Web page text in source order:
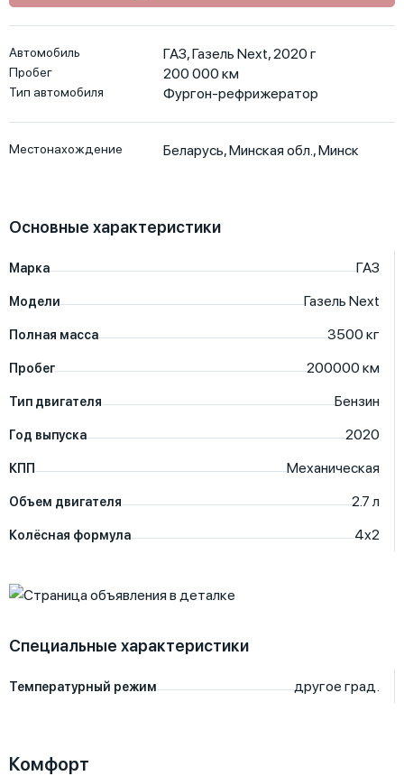
Автомобиль ГАЗ, Газель Next, 2020 г
Пробег 200 000км
Тип автомобиля Фургон-рефрижератор
Местонахождение Беларусь,Минская обл.,Минск
Основные характеристики
Марка ГАЗ
Модели Газель Next
Полная масса 3500 кг
Пробег 200000 км
Тип двигателя Бензин
Год выпуска 2020
КПП Механическая
Объем двигателя 2.7 л
Колёсная формула 4х2
Специальные характеристики
Температурный режим другое град.
Комфорт